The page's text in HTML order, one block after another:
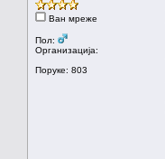
Ван мреже
Пол:
Организација:
Поруке: 803